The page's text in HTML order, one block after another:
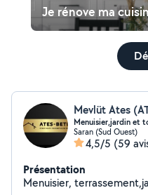
Je rénove ma
Mevlüt Ates
Menuisier,jardin et
Saran (Sud Ouest)
4,5/5 (59
Présentation
Menuisier,